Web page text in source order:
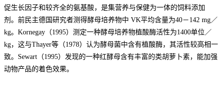
促生长因子和较齐全的氨基酸，是集营养与保健为一体的饲料添加
剂。前民主德国研究者测得酵母培养物中 VK平均含量为40－142 mg／
kg。Kornegay（1995）测定一种酵母培养物植酸酶活性为1400单位／
kg，这与Thayer等（1978）认为酵母菌中含有植酸酶，其活性较高相一
致。Sewart（1995）发现的一种红酵母含有丰富的类胡萝卜素，能加强
动物产品的着色效果。